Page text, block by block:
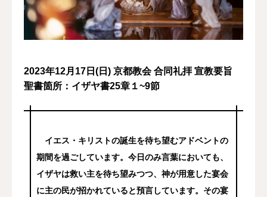
2023年12月17日(日) 京都教会 合同礼拝 宣教要旨
聖書箇所： イザヤ書25章１~9節
イエス・キリストの誕生を待ち望むアドベントの
期間を過ごしています。今日のみ言葉においても、
イザヤは救い主を待ち望みつつ、神が用意した宴会
に主の民が招かれていると預言しています。その宴